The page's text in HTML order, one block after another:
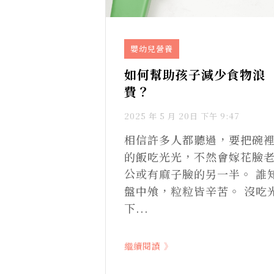
嬰幼兒營養
如何幫助孩子減少食物浪
費？
2025 年 5 月 20日 下午 9:47
相信許多人都聽過，要把碗裡
的飯吃光光，不然會嫁花臉老
公或有麻子臉的另一半。 誰
盤中飧，粒粒皆辛苦。 沒吃
下...
繼續閱讀 》